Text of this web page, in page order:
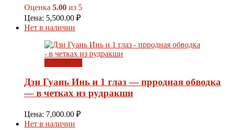
Оценка 5.00 из 5
Цена: 5,500.00 ₽
Нет в наличии
Дзи Гуань Инь и 1 глаз — прродная обводка
— в четках из рудракши
Цена: 7,000.00 ₽
Нет в наличии